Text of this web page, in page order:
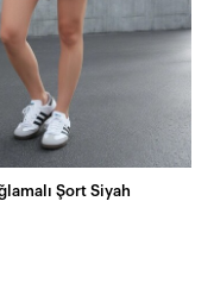
Şort Siyah